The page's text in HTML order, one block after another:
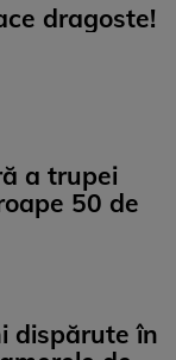
dragoste!
a trupei
50 de
dispărute în